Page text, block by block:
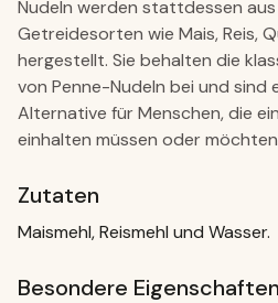
Nudeln werden stattdessen
Getreidesorten wie Mais, Reis,
hergestellt. Sie behalten die
von Penne-Nudeln bei und sind
Alternative für Menschen, die
einhalten müssen oder
Zutaten
Maismehl, Reismehl und Wasser.
Besondere Eigenschaften